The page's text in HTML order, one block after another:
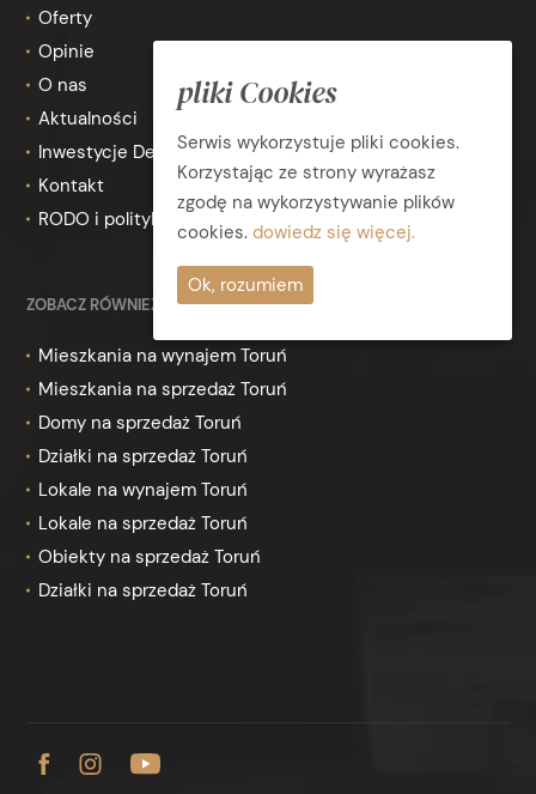
Oferty
Opinie
O nas
Aktualności
Inwestycje Deweloperskie
Kontakt
RODO i polityka prywatności
ZOBACZ RÓWNIEŻ
Mieszkania na wynajem Toruń
Mieszkania na sprzedaż Toruń
Domy na sprzedaż Toruń
Działki na sprzedaż Toruń
Lokale na wynajem Toruń
Lokale na sprzedaż Toruń
Obiekty na sprzedaż Toruń
Działki na sprzedaż Toruń
pliki Cookies
Serwis wykorzystuje pliki cookies.
Korzystając ze strony wyrażasz
zgodę na wykorzystywanie plików
cookies. dowiedz się więcej.
Ok, rozumiem